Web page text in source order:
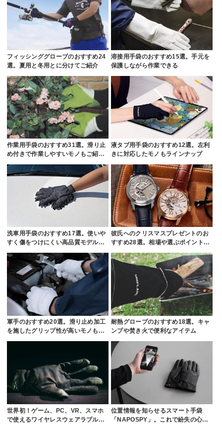
フィッシンググローブのおすすめ24
選。夏用と冬用とに分けてご紹介
溶接用手袋のおすすめ15選。手元を
保護しながら作業できる
作業用手袋のおすすめ31選。滑り止
め付きで作業しやすいモノもご紹…
液タブ用手袋のおすすめ12選。左利
きに対応したモノもラインナップ
洗車用手袋のおすすめ17選。使いや
すく傷をつけにくい高品質モデル…
彼氏へのクリスマスプレゼントのお
すすめ28選。相場や選ぶポイント…
軍手のおすすめ20選。滑り止め加工
を施したグリップ性が高いモノも…
耐熱グローブのおすすめ18選。キャ
ンプや焚き火で便利なアイテム
世界初！ゲーム、PC、VR、スマホ
で使えるワイヤレスウェアラブル…
位置情報を知らせるスマート手袋
「NAPOSPY」。これで紛失の心…